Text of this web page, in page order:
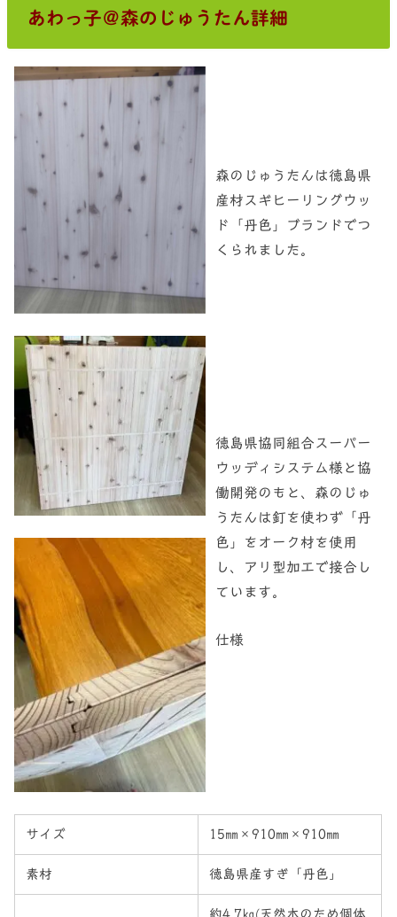
あわっ子＠森のじゅうたん詳細
森のじゅうたんは徳島県
産材スギヒーリングウッ
ド「丹色」ブランドでつ
くられました。
徳島県協同組合スーパー
ウッディシステム様と協
働開発のもと、森のじゅ
うたんは釘を使わず「丹
色」をオーク材を使用
し、アリ型加工で接合し
ています。
仕様
サイズ 15㎜×910㎜×910㎜
素材 徳島県産すぎ「丹色」
約4.7㎏(天然木のため個体